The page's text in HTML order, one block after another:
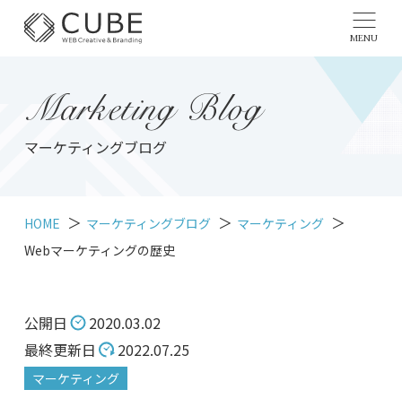
MENU
Marketing Blog
マーケティングブログ
HOME マーケティングブログ
マーケティング
Webマーケティングの歴史
公開日
2020.03.02
最終更新日
2022.07.25
マーケティング